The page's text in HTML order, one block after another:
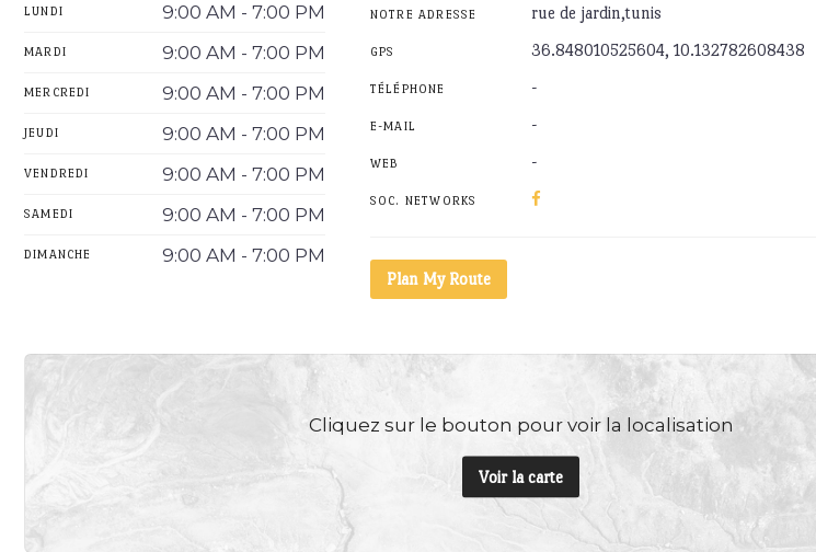
LUNDI 9:00 AM - 7:00 PM
MARDI 9:00 AM - 7:00 PM
MERCREDI 9:00 AM - 7:00 PM
JEUDI 9:00 AM - 7:00 PM
VENDREDI 9:00 AM - 7:00 PM
SAMEDI 9:00 AM - 7:00 PM
DIMANCHE 9:00 AM - 7:00 PM
NOTRE ADRESSE rue de jardin,tunis
GPS 36.848010525604, 10.132782608438
TÉLÉPHONE -
E-MAIL -
WEB -
SOC. NETWORKS
Plan My Route
Cliquez sur le bouton pour voir la localisation
Voir la carte